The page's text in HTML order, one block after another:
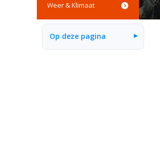
Weer & Klimaat
Op deze pagina ▾